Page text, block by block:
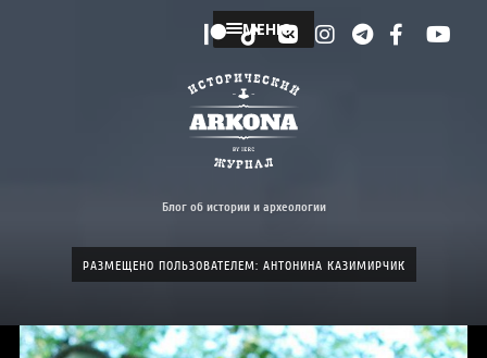
МЕНЮ
Блог об истории и археологии
РАЗМЕЩЕНО ПОЛЬЗОВАТЕЛЕМ: АНТОНИНА КАЗИМИРЧИК